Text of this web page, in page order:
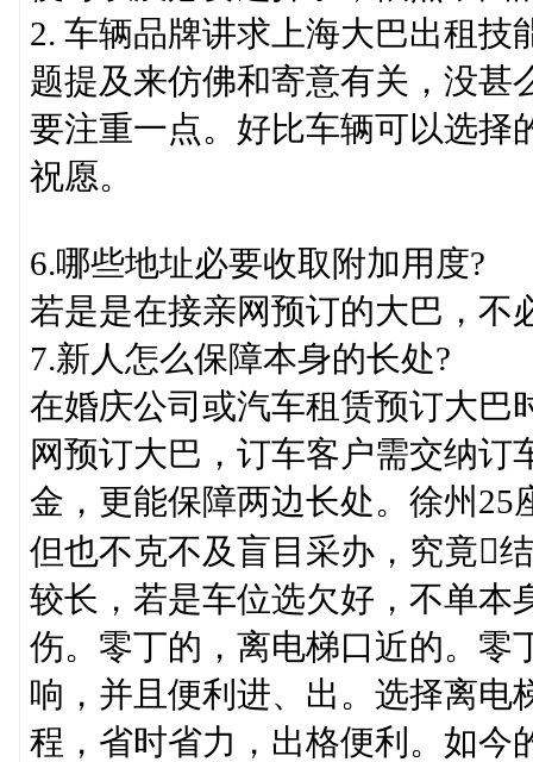
2. 车辆品牌讲求上海大巴出租技
题提及来仿佛和寄意有关，没甚
要注重一点。好比车辆可以选择
祝愿。
6.哪些地址必要收取附加用度?
若是是在接亲网预订的大巴，不
7.新人怎么保障本身的长处?
在婚庆公司或汽车租赁预订大巴
网预订大巴，订车客户需交纳
金，更能保障两边长处。徐州
但也不克不及盲目采办，究竟
较长，若是车位选欠好，不单本
伤。零丁的，离电梯口近的。零
响，并且便利进、出。选择离电
程，省时省力，出格便利。如今